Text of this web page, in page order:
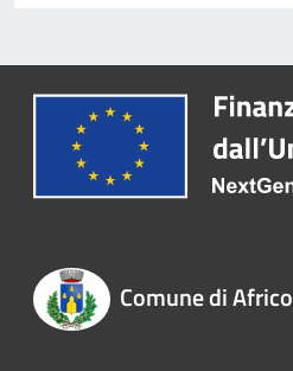
Comune di Africo